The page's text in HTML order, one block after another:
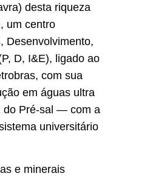
desta riqueza
um centro
Desenvolvimento,
D, I&E), ligado ao
com sua
em águas ultra
do Pré-sal — com a
universitário
e minerais